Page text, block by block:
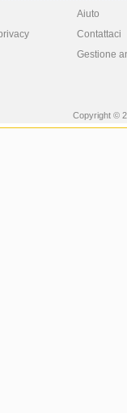
Aiuto
Contattaci
Gestione
Copyright ©